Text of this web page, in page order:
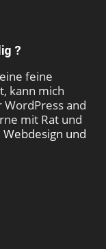
?
feine
kann mich
and
mit Rat und
Webdesign und